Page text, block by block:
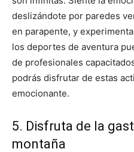
deslizándote por paredes
en parapente, y
los deportes de aventura
de profesionales
podrás disfrutar de estas
emocionante.
5. Disfruta de la
montaña